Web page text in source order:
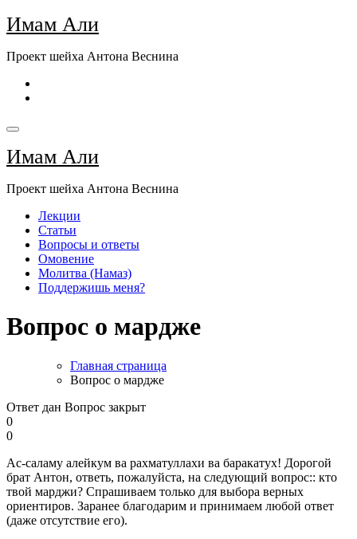
Перейти
к
Имам Али
Проект шейха Антона Веснина
Имам Али
Проект шейха Антона Веснина
Лекции
Статьи
Вопросы и ответы
Омовение
Молитва (Намаз)
Поддержишь меня?
Вопрос о мардже
Главная страница
Вопрос о мардже
Ответ дан Вопрос закрыт
0
0
Ас-саламу алейкум ва рахматуллахи ва баракатух! Дорогой
брат Антон, ответь, пожалуйста, на следующий вопрос:: кто
твой марджи? Спрашиваем только для выбора верных
ориентиров. Заранее благодарим и принимаем любой ответ
(даже отсутствие его).